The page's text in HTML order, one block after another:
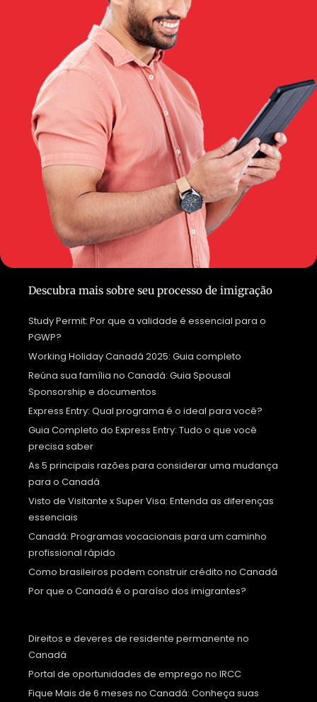
Descubra mais sobre seu processo de imigração
Study Permit: Por que a validade é essencial para o
PGWP?
Working Holiday Canadá 2025: Guia completo
Reúna sua família no Canadá: Guia Spousal
Sponsorship e documentos
Express Entry: Qual programa é o ideal para você?
Guia Completo do Express Entry: Tudo o que você
precisa saber
As 5 principais razões para considerar uma mudança
para o Canadá
Visto de Visitante x Super Visa: Entenda as diferenças
essenciais
Canadá: Programas vocacionais para um caminho
profissional rápido
Como brasileiros podem construir crédito no Canadá
Por que o Canadá é o paraíso dos imigrantes?
Direitos e deveres de residente permanente no
Canadá
Portal de oportunidades de emprego no IRCC
Fique Mais de 6 meses no Canadá: Conheça suas